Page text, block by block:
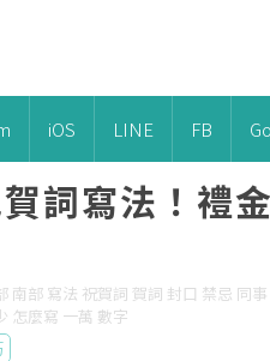
iOS LINE FB
詞寫法！禮
部 寫法 祝賀詞 賀詞 封口 禁忌 同
怎麼寫 一萬 數字